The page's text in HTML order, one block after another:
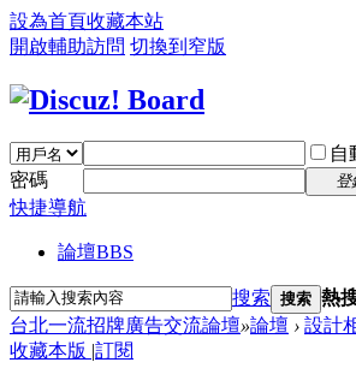
設為首頁收藏本站
開啟輔助訪問 切換到窄版
自
密碼
登
快捷導航
論壇BBS
搜索 搜索 熱
台北一流招牌廣告交流論壇»論壇 › 設計
收藏本版 |訂閱